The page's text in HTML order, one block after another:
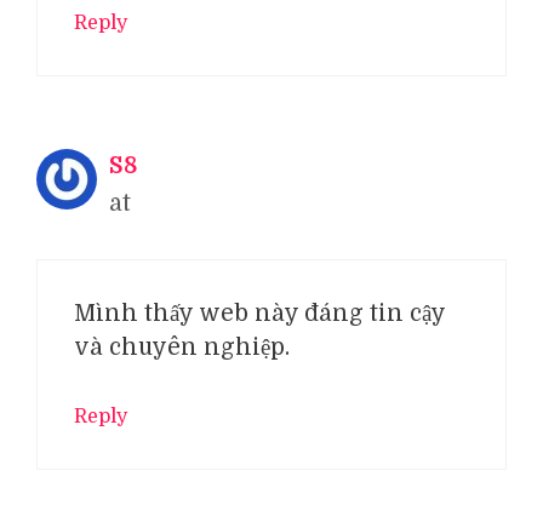
Reply
S8
at
Mình thấy web này đáng tin cậy
và chuyên nghiệp.
Reply